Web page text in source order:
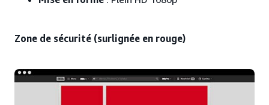
Zone de sécurité (surlignée en rouge)